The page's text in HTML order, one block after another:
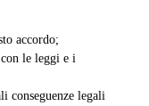
accordo;
le leggi e i
conseguenze legali